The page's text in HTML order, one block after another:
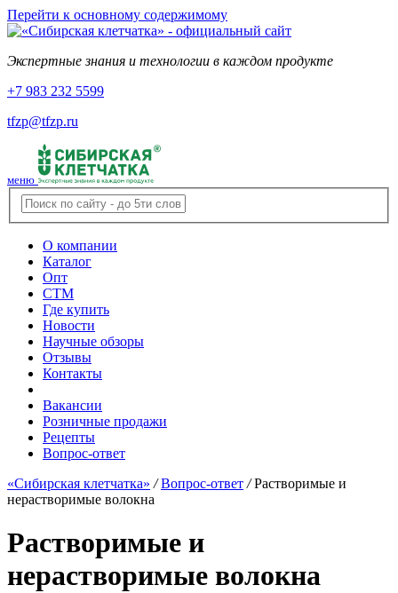
Перейти к основному содержимому
Экспертные знания и технологии в каждом продукте
+7 983 232 5599
tfzp@tfzp.ru
меню
О компании
Каталог
Опт
СТМ
Где купить
Новости
Научные обзоры
Отзывы
Контакты
Вакансии
Розничные продажи
Рецепты
Вопрос-ответ
«Сибирская клетчатка» / Вопрос-ответ / Растворимые и
нерастворимые волокна
Растворимые и
нерастворимые волокна